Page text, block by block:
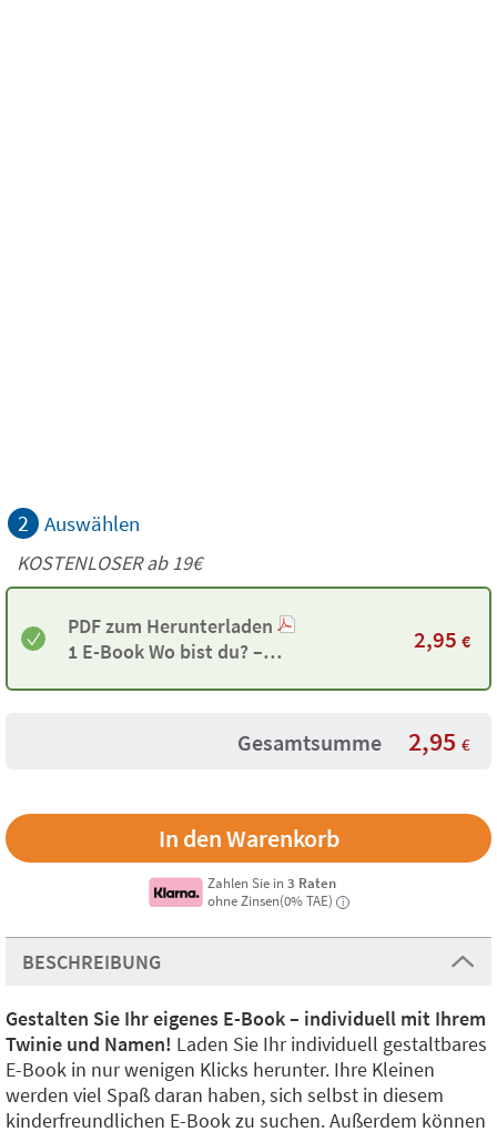
2 Auswählen
KOSTENLOSER ab 19€
PDF zum Herunterladen
1 E-Book Wo bist du? –
2,95 €
Gesamtsumme 2,95 €
Zahlen Sie in3 Raten
ohne Zinsen(0% TAE)
i
BESCHREIBUNG
Gestalten Sie Ihr eigenes E-Book – individuell mit Ihrem
Twinie und Namen! Laden Sie Ihr individuell gestaltbares
E-Book in nur wenigen Klicks herunter. Ihre Kleinen
werden viel Spaß daran haben, sich selbst in diesem
kinderfreundlichen E-Book zu suchen. Außerdem können